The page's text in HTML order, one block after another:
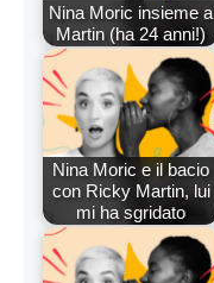
Nina Moric insieme a
Martin (ha 24 anni!)
Nina Moric e il bacio
con Ricky Martin, lui
mi ha sgridato